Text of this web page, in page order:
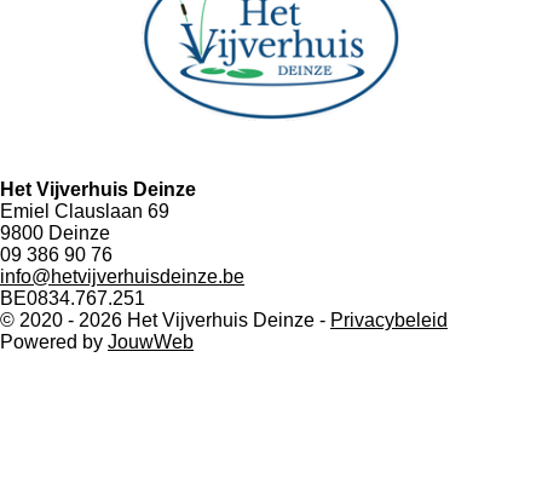
Het Vijverhuis Deinze
Emiel Clauslaan 69
9800 Deinze
09 386 90 76
info@hetvijverhuisdeinze.be
BE0834.767.251
© 2020 - 2026 Het Vijverhuis Deinze - Privacybeleid
Powered by JouwWeb